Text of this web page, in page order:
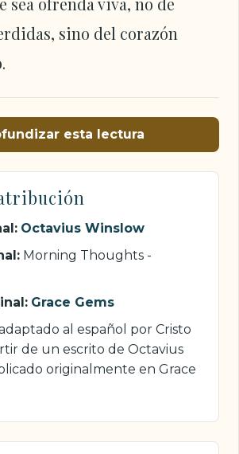
sino del corazón
esta lectura
Octavius Winslow
Morning Thoughts -
Grace Gems
al español por Cristo
de un escrito de Octavius
originalmente en Grace